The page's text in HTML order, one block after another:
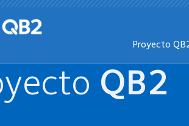
Proyecto
QB2